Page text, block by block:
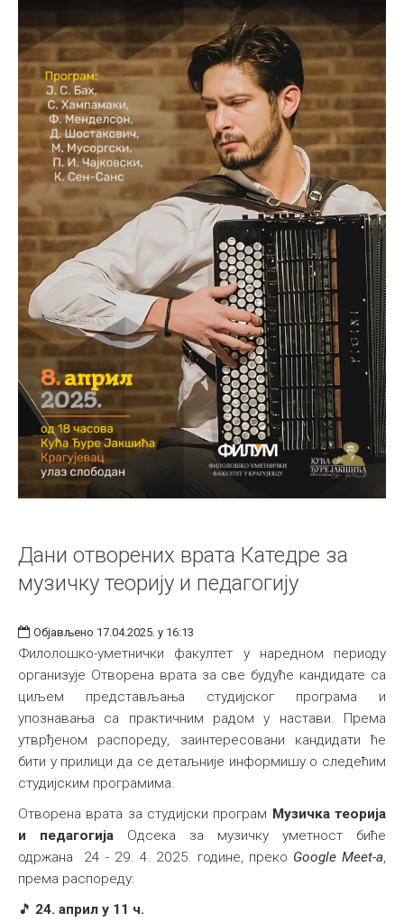
Дани отворених врата Катедре за
музичку теорију и педагогију
Објављено 17.04.2025. у 16:13
Филолошко-уметнички факултет у наредном периоду
организује Отворена врата за све будуће кандидате са
циљем представљања студијског програма и
упознавања са практичним радом у настави. Према
утврђеном распореду, заинтересовани кандидати ће
бити у прилици да се детаљније информишу о следећим
студијским програмима.
Отворена врата за студијски програм Музичка теорија
и педагогија Одсека за музичку уметност биће
одржана 24 - 29. 4. 2025. године, преко Google Meet-a,
према распореду:
🎵 24. април у 11 ч.